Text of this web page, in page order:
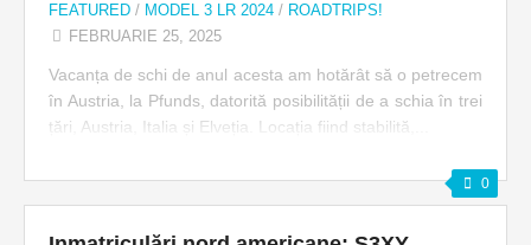
FEATURED / MODEL 3 LR 2024 / ROADTRIPS!
FEBRUARIE 25, 2025
Vacanța de schi de anul acesta am hotărât să o petrecem
în Austria, la Pfunds, datorită posibilității de a schia în trei
țări, Austria, Italia și Elveția. Locația fiind stabilită,...
0